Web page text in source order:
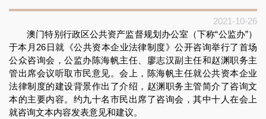
2021-10-26
澳门特别行政区公共资产监督规划办公室（下称“公监办”）
于本月26日就《公共资本企业法律制度》公开咨询举行了首场
公众咨询会，公监办陈海帆主任、廖志汉副主任和赵渊职务主
管出席会议听取市民意见。会上，陈海帆主任就公共资本企业
法律制度的建设背景作出了介绍，赵渊职务主管简介了咨询文
本的主要内容。约九十名市民出席了咨询会，其中十人在会上
就咨询文本内容发表意见和建议。